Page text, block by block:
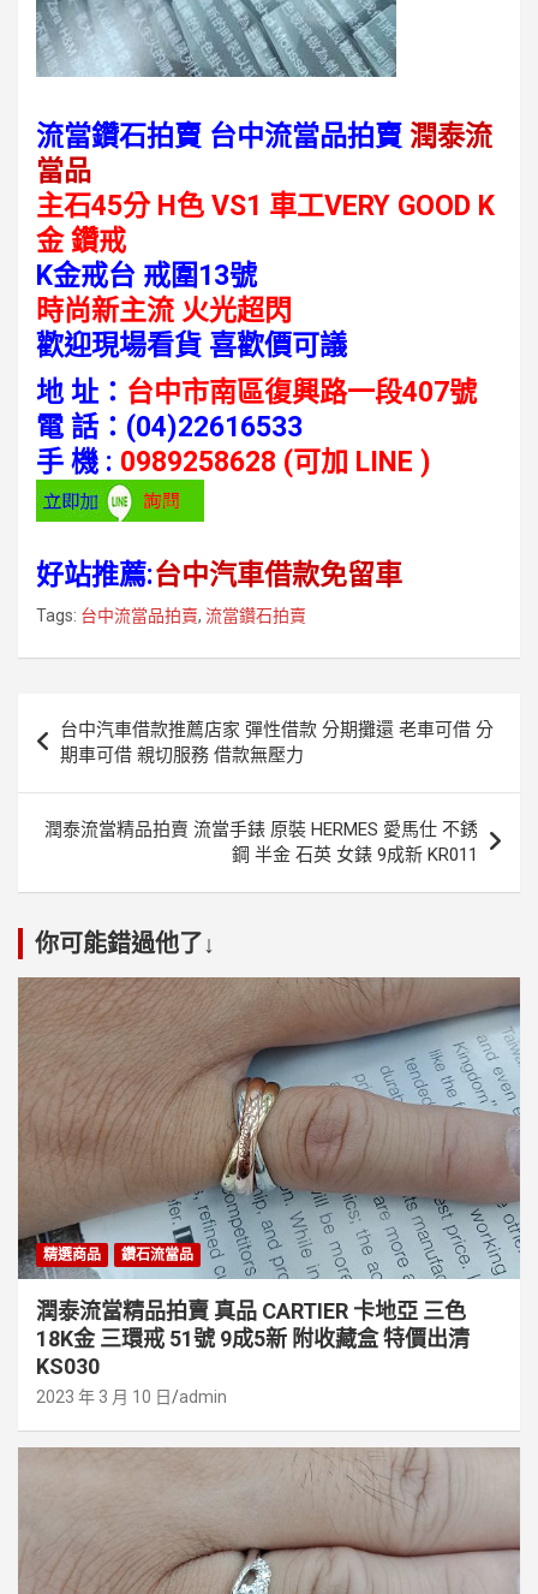
流當鑽石拍賣 台中流當品拍賣 潤泰流
當品
主石45分 H色 VS1 車工VERY GOOD K
金 鑽戒
K金戒台 戒圍13號
時尚新主流 火光超閃
歡迎現場看貨 喜歡價可議
地 址： 台中市南區復興路一段407號
電 話： (04)22616533
手 機 : 0989258628 (可加 LINE )
好站推薦:台中汽車借款免留車
Tags: 台中流當品拍賣, 流當鑽石拍賣
章
導
覽
台中汽車借款推薦店家 彈性借款 分期攤還 老車可借 分
期車可借 親切服務 借款無壓力
潤泰流當精品拍賣 流當手錶 原裝 HERMES 愛馬仕 不銹
鋼 半金 石英 女錶 9成新 KR011
你可能錯過他了↓
精選商品 鑽石流當品
潤泰流當精品拍賣 真品 CARTIER 卡地亞 三色
18K金 三環戒 51號 9成5新 附收藏盒 特價出清
KS030
2023 年 3 月 10 日 admin